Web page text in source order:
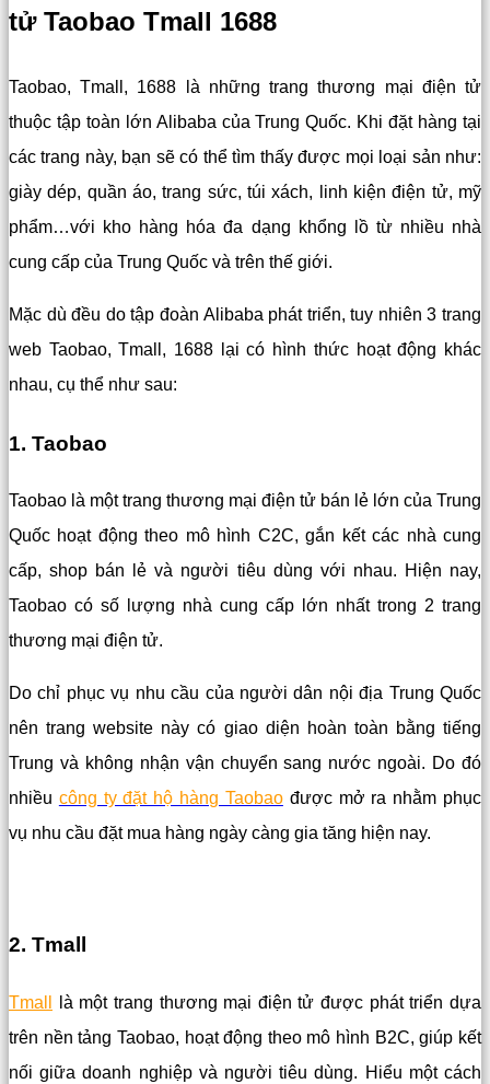
tử Taobao Tmall 1688
Taobao, Tmall, 1688 là những trang thương mại điện tử
thuộc tập toàn lớn Alibaba của Trung Quốc. Khi đặt hàng tại
các trang này, bạn sẽ có thể tìm thấy được mọi loại sản như:
giày dép, quần áo, trang sức, túi xách, linh kiện điện tử, mỹ
phẩm…với kho hàng hóa đa dạng khổng lồ từ nhiều nhà
cung cấp của Trung Quốc và trên thế giới.
Mặc dù đều do tập đoàn Alibaba phát triển, tuy nhiên 3 trang
web Taobao, Tmall, 1688 lại có hình thức hoạt động khác
nhau, cụ thể như sau:
1. Taobao
Taobao là một trang thương mại điện tử bán lẻ lớn của Trung
Quốc hoạt động theo mô hình C2C, gắn kết các nhà cung
cấp, shop bán lẻ và người tiêu dùng với nhau. Hiện nay,
Taobao có số lượng nhà cung cấp lớn nhất trong 2 trang
thương mại điện tử.
Do chỉ phục vụ nhu cầu của người dân nội địa Trung Quốc
nên trang website này có giao diện hoàn toàn bằng tiếng
Trung và không nhận vận chuyển sang nước ngoài. Do đó
nhiều công ty đặt hộ hàng Taobaođược mở ra nhằm phục
vụ nhu cầu đặt mua hàng ngày càng gia tăng hiện nay.
2. Tmall
Tmall
là một trang thương mại điện tử được phát triển dựa
trên nền tảng Taobao, hoạt động theo mô hình B2C, giúp kết
nối giữa doanh nghiệp và người tiêu dùng. Hiểu một cách